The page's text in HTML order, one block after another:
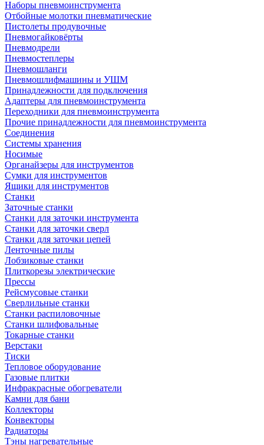
Наборы пневмоинструмента
Отбойные молотки пневматические
Пистолеты продувочные
Пневмогайковёрты
Пневмодрели
Пневмостеплеры
Пневмошланги
Пневмошлифмашины и УШМ
Принадлежности для подключения
Адаптеры для пневмоинструмента
Переходники для пневмоинструмента
Прочие принадлежности для пневмоинструмента
Соединения
Системы хранения
Носимые
Органайзеры для инструментов
Сумки для инструментов
Ящики для инструментов
Станки
Заточные станки
Станки для заточки инструмента
Станки для заточки сверл
Станки для заточки цепей
Ленточные пилы
Лобзиковые станки
Плиткорезы электрические
Прессы
Рейсмусовые станки
Сверлильные станки
Станки распиловочные
Станки шлифовальные
Токарные станки
Верстаки
Тиски
Тепловое оборудование
Газовые плитки
Инфракрасные обогреватели
Камни для бани
Коллекторы
Конвекторы
Радиаторы
Тэны нагревательные